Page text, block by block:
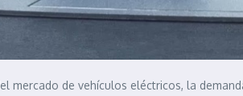
mercado de vehículos eléctricos, la